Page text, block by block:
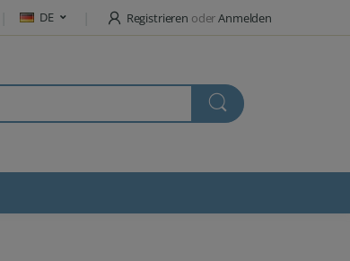
DE Registrieren oderAnmelden